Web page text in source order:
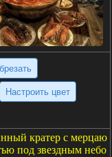
Настроить цвет
кратер с мерцаю
под звездным небо